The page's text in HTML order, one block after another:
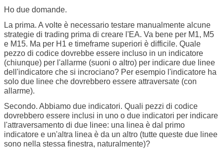
Ho due domande.
La prima. A volte è necessario testare manualmente alcune
strategie di trading prima di creare l'EA. Va bene per M1, M5
e M15. Ma per H1 e timeframe superiori è difficile. Quale
pezzo di codice dovrebbe essere incluso in un indicatore
(chiunque) per l'allarme (suoni o altro) per indicare due linee
dell'indicatore che si incrociano? Per esempio l'indicatore ha
solo due linee che dovrebbero essere attraversate (con
allarme).
Secondo. Abbiamo due indicatori. Quali pezzi di codice
dovrebbero essere inclusi in uno o due indicatori per indicare
l'attraversamento di due linee: una linea è dal primo
indicatore e un'altra linea è da un altro (tutte queste due linee
sono nella stessa finestra, naturalmente)?